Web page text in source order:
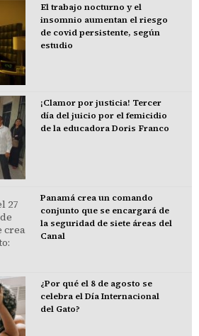
El trabajo nocturno y el
insomnio aumentan el riesgo
de covid persistente, según
estudio
¡Clamor por justicia! Tercer
día del juicio por el femicidio
de la educadora Doris Franco
Panamá crea un comando
conjunto que se encargará de
la seguridad de siete áreas del
Canal
¿Por qué el 8 de agosto se
celebra el Día Internacional
del Gato?